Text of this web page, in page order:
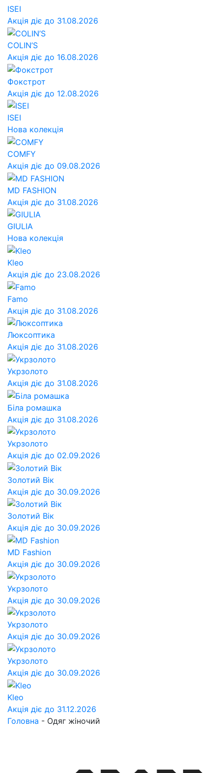
ISEI
Акція діє до 31.08.2026
COLIN’S
Акція діє до 16.08.2026
Фокстрот
Акція діє до 12.08.2026
ISEI
Нова колекція
COMFY
Акція діє до 09.08.2026
MD FASHION
Акція діє до 31.08.2026
GIULIA
Нова колекція
Kleo
Акція діє до 23.08.2026
Famo
Акція діє до 31.08.2026
Люксоптика
Акція діє до 31.08.2026
Укрзолото
Акція діє до 31.08.2026
Біла ромашка
Акція діє до 31.08.2026
Укрзолото
Акція діє до 02.09.2026
Золотий Вік
Акція діє до 30.09.2026
Золотий Вік
Акція діє до 30.09.2026
MD Fashion
Акція діє до 30.09.2026
Укрзолото
Акція діє до 30.09.2026
Укрзолото
Акція діє до 30.09.2026
Укрзолото
Акція діє до 30.09.2026
Kleo
Акція діє до 31.12.2026
Головна - Одяг жіночий